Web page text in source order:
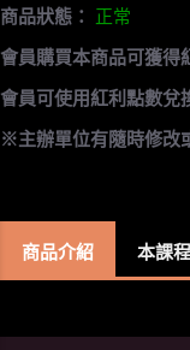
商品狀態： 正常
會員購買本商品可獲得
會員可使用紅利點數兌
※主辦單位有隨時修改
商品介紹 本課